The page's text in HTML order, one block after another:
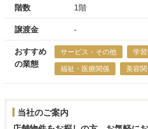
階数 1階
譲渡金 -
おすすめ
の業態
サービス・その他 学
福祉・医療関係 美容
当社のご案内